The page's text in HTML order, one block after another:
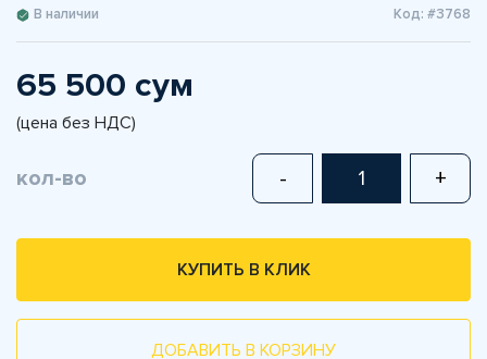
В наличии Код: #3768
65 500 сум
(цена без НДС)
кол-во - +
КУПИТЬ В КЛИК
ДОБАВИТЬ В КОРЗИНУ